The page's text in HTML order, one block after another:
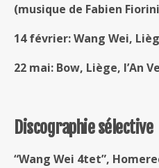
(musique de Fabien
14 février: Wang Wei,
22 mai: Bow, Liège, l’An
Discographie sélective
“Wang Wei 4tet”,